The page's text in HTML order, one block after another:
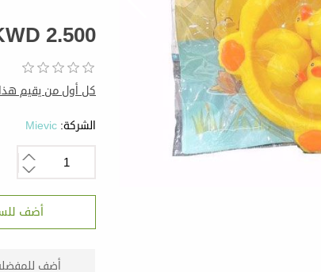
2.500
كل أول من يقيم هذا
الشركة: Mievic